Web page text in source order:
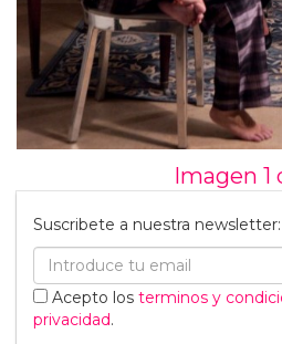
Imagen 1
Suscribete a nuestra newsletter:
Acepto los terminos y
privacidad.